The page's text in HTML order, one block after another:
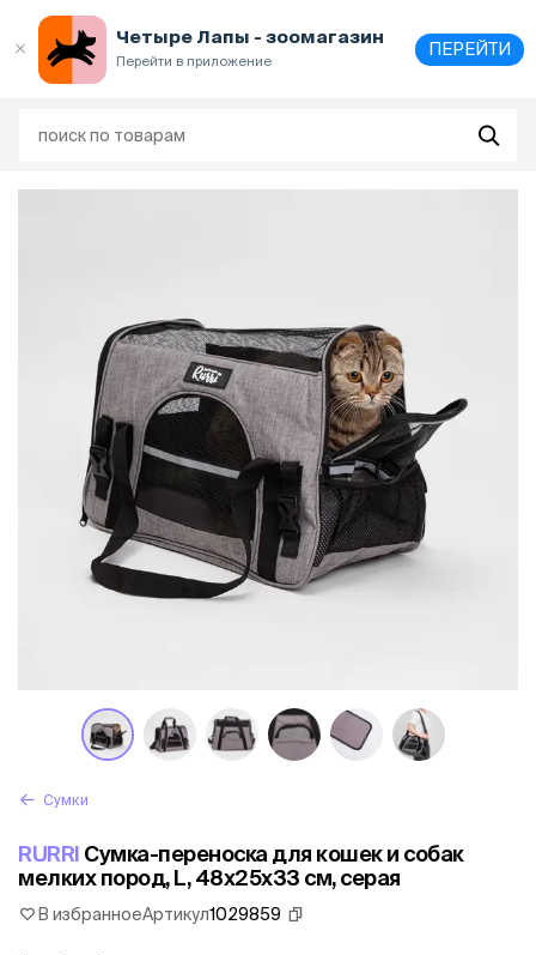
Четыре Лапы - зоомагазин
Перейти в приложение
ПЕРЕЙТИ
Сумки
RURRI Сумка-переноска для кошек и собак
мелких пород, L, 48х25х33 см, серая
В избранноеАртикул1029859